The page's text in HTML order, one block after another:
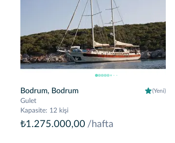
Bodrum, Bodrum (Yeni)
Gulet
Kapasite: 12 kişi
₺1.275.000,00 /hafta